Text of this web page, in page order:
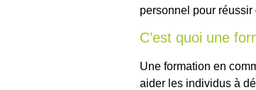
personnel pour
C’est quoi une
Une formation en
aider les individus à